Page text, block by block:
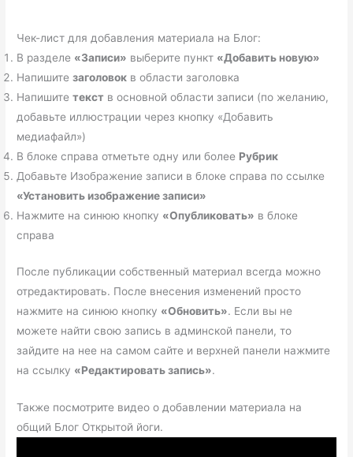
Чек-лист для добавления материала на Блог:
В разделе «Записи» выберите пункт «Добавить новую»
Напишитезаголовок в области заголовка
Напишитетекст в основной области записи (по желанию,
добавьте иллюстрации через кнопку «Добавить
медиафайл»)
В блоке справа отметьте одну или более Рубрик
Добавьте Изображение записи в блоке справа по ссылке
«Установить изображение записи»
Нажмите на синюю кнопку «Опубликовать» в блоке
справа
После публикации собственный материал всегда можно
отредактировать. После внесения изменений просто
нажмите на синюю кнопку «Обновить». Если вы не
можете найти свою запись в админской панели, то
зайдите на нее на самом сайте и верхней панели нажмите
на ссылку «Редактировать запись».
Также посмотрите видео о добавлении материала на
общий Блог Открытой йоги.